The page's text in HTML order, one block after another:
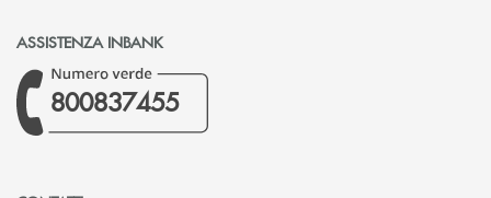
ASSISTENZA INBANK
800837455